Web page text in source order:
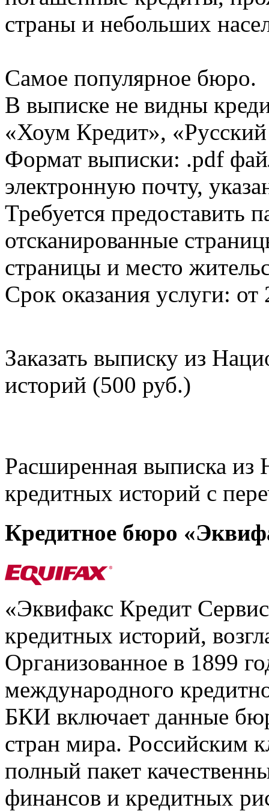
страны и небольших
Самое популярное бюро.
В выписке не видны
«Хоум Кредит»,
Формат выписки: .pdf
электронную почту,
Требуется предоставить
отсканированные
страницы и место
Срок оказания услуги: от
Заказать выписку из
историй (500 руб.)
Расширенная выписка из
кредитных историй с
Кредитное бюро
«Эквифакс Кредит
кредитных историй,
Организованное в 1899
международного
БКИ включает данные
стран мира. Российским
полный пакет
финансов и кредитных